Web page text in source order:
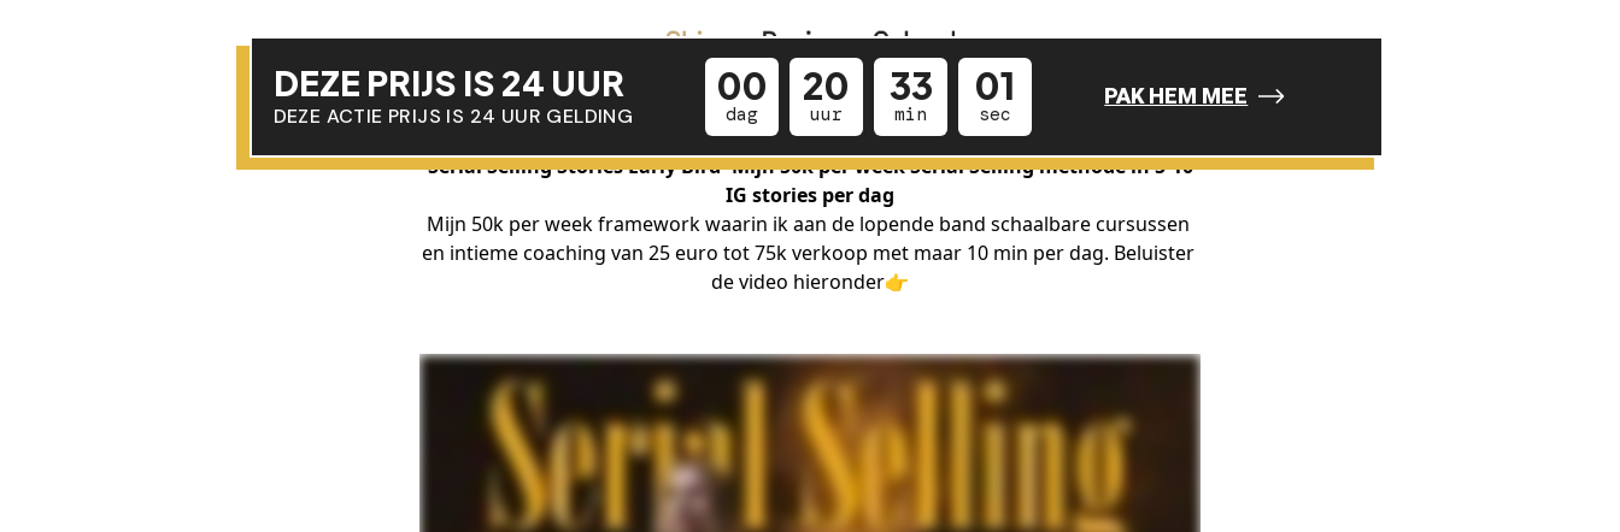
Serial Selling Stories Early Bird- Mijn 50k per week Serial Selling methode in 5-10
IG stories per dag
Mijn 50k per week framework waarin ik aan de lopende band schaalbare cursussen
en intieme coaching van 25 euro tot 75k verkoop met maar 10 min per dag. Beluister
de video hieronder👉